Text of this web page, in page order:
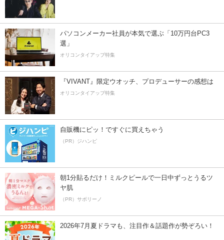
パソコンメーカー社員が本気で選ぶ「10万円台PC3
選」
オリコンタイアップ特集
『VIVANT』限定ウオッチ、プロデューサーの感想は
オリコンタイアップ特集
自販機にピッ！ですぐに買えちゃう
（PR）ジハンピ
朝1分貼るだけ！ミルクピールで一日中ずっとうるツ
ヤ肌
（PR）サボリーノ
2026年7月夏ドラマも、注目作＆話題作が勢ぞろい！